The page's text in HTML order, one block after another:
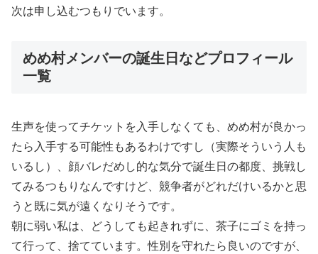
次は申し込むつもりでいます。
めめ村メンバーの誕生日などプロフィール
一覧
生声を使ってチケットを入手しなくても、めめ村が良かっ
たら入手する可能性もあるわけですし（実際そういう人も
いるし）、顔バレだめし的な気分で誕生日の都度、挑戦し
てみるつもりなんですけど、競争者がどれだけいるかと思
うと既に気が遠くなりそうです。
朝に弱い私は、どうしても起きれずに、茶子にゴミを持っ
て行って、捨てています。性別を守れたら良いのですが、